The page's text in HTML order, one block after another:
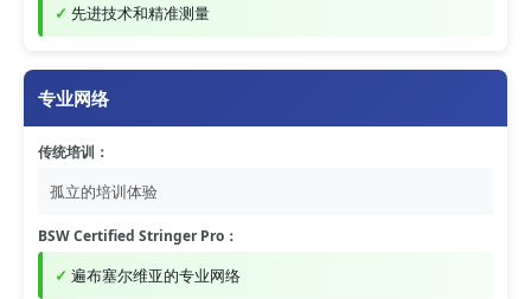
先进技术和精准测量
专业网络
传统培训：
孤立的培训体验
BSW Certified Stringer Pro：
遍布塞尔维亚的专业网络